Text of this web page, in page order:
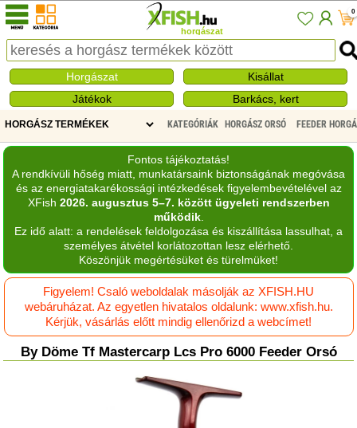
horgászat
0
Horgászat
Kisállat
Játékok
Barkács, kert
KATEGÓRIÁK HORGÁSZ ORSÓ FEEDER
Fontos tájékoztatás!
A rendkívüli hőség miatt, munkatársaink biztonságának megóvása
és az energiatakarékossági intézkedések figyelembevételével az
XFish 2026. augusztus 5–7. között ügyeleti rendszerben
működik.
Ez idő alatt: a rendelések feldolgozása és kiszállítása lassulhat, a
személyes átvétel korlátozottan lesz elérhető.
Köszönjük megértésüket és türelmüket!
Figyelem! Csaló weboldalak másolják az XFISH.HU
webáruházat. Az egyetlen hivatalos oldalunk: www.xfish.hu.
Kérjük, vásárlás előtt mindig ellenőrizd a webcímet!
By Döme Tf Mastercarp Lcs Pro 6000 Feeder Orsó